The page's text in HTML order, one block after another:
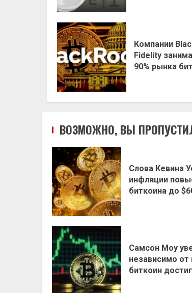
Компании
Fidelity
90% рынка
ВОЗМОЖНО, ВЫ
Слова Кевина
инфляции
биткоина до
Самсон Моу
независимо от
биткоин